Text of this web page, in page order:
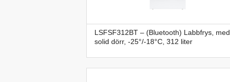
LSFSF312BT – (Bluetooth) Labbfrys, med
solid dörr, -25°/-18°C, 312 liter